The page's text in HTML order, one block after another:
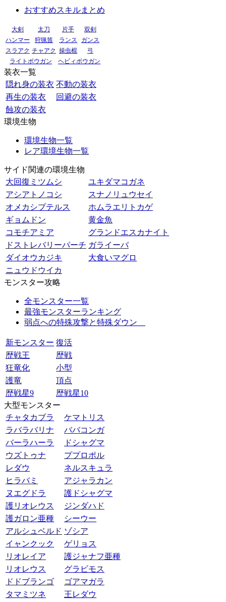
おすすめスキルまとめ
大剣 太刀 片手
双剣
ハンマー
狩猟笛 ランス
ガンス
スラアク チャアク 操虫棍
弓
ライトボウガン
ヘビィボウガン
装衣一覧
隠れ身の装衣 不動の装衣
再生の装衣
回避の装衣
蝕攻の装衣
環境生物
環境生物一覧
レア環境生物一覧
サイド関連の環境生物
大回復ミツムシ
ユキダマコガネ
アシアトノコシ
スナノリュウセイ
オメカシプテルス
ホムラエリトカゲ
ギョムドン
黄金魚
コモチアミア
グランドエスカナイト
ドストレバリーパーチ ガライーバ
ダイオウカジキ
大食いマグロ
ニュウドウイカ
モンスター攻略
全モンスター一覧
最強モンスターランキング
弱点への特殊攻撃と特殊ダウン
新モンスター 復活
歴戦王
歴戦
狂竜化
小型
護竜
頂点
歴戦星9
歴戦星10
大型モンスター
チャタカブラ
ケマトリス
ラバラバリナ
ババコンガ
バーラハーラ
ドシャグマ
ウズトゥナ
ププロポル
レダウ
ネルスキュラ
ヒラバミ
アジャラカン
ヌエグドラ
護ドシャグマ
護リオレウス
ジンダハド
護ガロン亜種
シーウー
アルシュベルド ゾシア
イャンクック
ゲリョス
リオレイア
護ジャナフ亜種
リオレウス
グラビモス
ドドブランゴ
ゴアマガラ
タマミツネ
王レダウ